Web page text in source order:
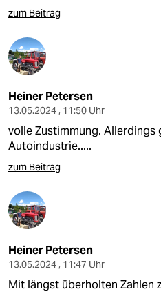
zum Beitrag
Heiner Petersen
13.05.2024 , 11:50 Uhr
volle Zustimmung. Allerdings
Autoindustrie.....
zum Beitrag
Heiner Petersen
13.05.2024 , 11:47 Uhr
Mit längst überholten Zahlen